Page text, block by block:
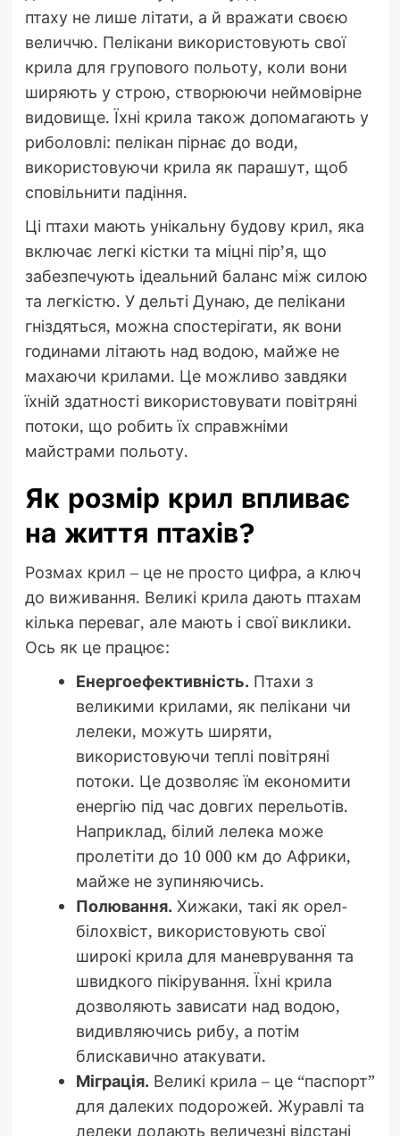
птаху не лише літати, а й вражати своєю
величчю. Пелікани використовують свої
крила для групового польоту, коли вони
ширяють у строю, створюючи неймовірне
видовище. Їхні крила також допомагають у
риболовлі: пелікан пірнає до води,
використовуючи крила як парашут, щоб
сповільнити падіння.
Ці птахи мають унікальну будову крил, яка
включає легкі кістки та міцні пір’я, що
забезпечують ідеальний баланс між силою
та легкістю. У дельті Дунаю, де пелікани
гніздяться, можна спостерігати, як вони
годинами літають над водою, майже не
махаючи крилами. Це можливо завдяки
їхній здатності використовувати повітряні
потоки, що робить їх справжніми
майстрами польоту.
Як розмір крил впливає
на життя птахів?
Розмах крил – це не просто цифра, а ключ
до виживання. Великі крила дають птахам
кілька переваг, але мають і свої виклики.
Ось як це працює:
Енергоефективність. Птахи з
великими крилами, як пелікани чи
лелеки, можуть ширяти,
використовуючи теплі повітряні
потоки. Це дозволяє їм економити
енергію під час довгих перельотів.
Наприклад, білий лелека може
пролетіти до 10 000 км до Африки,
майже не зупиняючись.
Полювання. Хижаки, такі як орел-
білохвіст, використовують свої
широкі крила для маневрування та
швидкого пікірування. Їхні крила
дозволяють зависати над водою,
видивляючись рибу, а потім
блискавично атакувати.
Міграція. Великі крила – це “паспорт”
для далеких подорожей. Журавлі та
лелеки долають величезні відстані